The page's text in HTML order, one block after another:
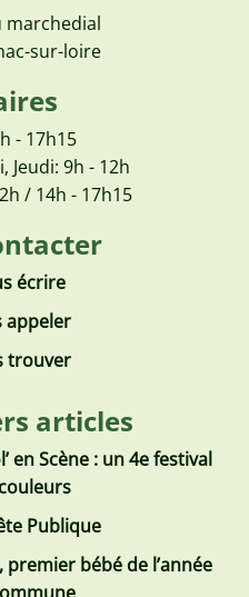
marchedial
sur-loire
- 17h15
Jeudi: 9h - 12h
/ 14h - 17h15
écrire
appeler
trouver
articles
en Scène : un 4e festival
Publique
bébé de l’année